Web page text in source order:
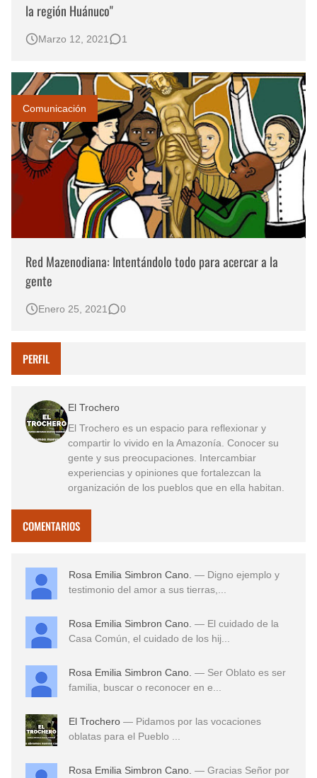
la región Huánuco"
Marzo 12, 2021 1
Comunicación
Red Mazenodiana: Intentándolo todo para acercar a la
gente
Enero 25, 2021 0
PERFIL
El Trochero
El Trochero es un espacio para reflexionar y
compartir lo vivido en la Amazonía. Conocer su
gente y sus preocupaciones. Intercambiar
experiencias y opiniones que fortalezcan la
organización de los pueblos que en ella habitan.
COMENTARIOS
Rosa Emilia Simbron Cano. — Digno ejemplo y
testimonio del amor a sus tierras,...
Rosa Emilia Simbron Cano. — El cuidado de la
Casa Común, el cuidado de los hij...
Rosa Emilia Simbron Cano. — Ser Oblato es ser
familia, buscar o reconocer en e...
El Trochero — Pidamos por las vocaciones
oblatas para el Pueblo ...
Rosa Emilia Simbron Cano. — Gracias Señor por